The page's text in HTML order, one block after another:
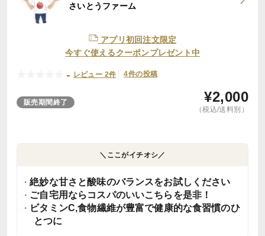
さいとうファーム
アプリ初回注文限定
今すぐ使えるクーポンプレゼント中
- レビュー 2件 4件の投稿
販売期間終了 ¥2,000
（税込/送料別）
＼ここがイチオシ／
絶妙な甘さと酸味のバランスをお試しください
ご自宅用ならコスパのいいこちらを是非！
ビタミンC,食物繊維が豊富で健康的な食習慣のひ
とつに